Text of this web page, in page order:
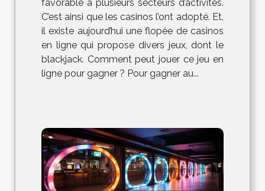
favorable à plusieurs secteurs d’activités.
C’est ainsi que les casinos l’ont adopté. Et,
il existe aujourd’hui une flopée de casinos
en ligne qui propose divers jeux, dont le
blackjack. Comment peut jouer ce jeu en
ligne pour gagner ? Pour gagner au...